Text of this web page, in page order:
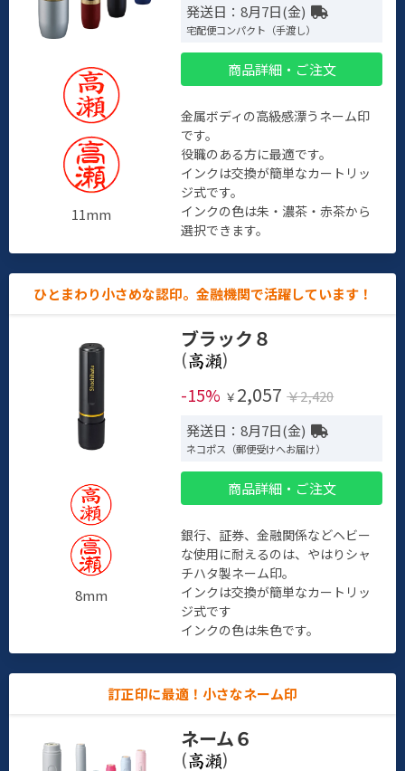
11mm
発送日：8月7日(金)
宅配便コンパクト（手渡し）
商品詳細・ご注文
金属ボディの高級感漂うネーム印
です。
役職のある方に最適です。
インクは交換が簡単なカートリッ
ジ式です。
インクの色は朱・濃茶・赤茶から
選択できます。
ひとまわり小さめな認印。金融機関で活躍しています！
8mm
ブラック８
(
)
-15% ￥ 2,057 ￥2,420
発送日：8月7日(金)
ネコポス（郵便受けへお届け）
商品詳細・ご注文
銀行、証券、金融関係などヘビー
な使用に耐えるのは、やはりシャ
チハタ製ネーム印。
インクは交換が簡単なカートリッ
ジ式です
インクの色は朱色です。
訂正印に最適！小さなネーム印
ネーム６
(
)